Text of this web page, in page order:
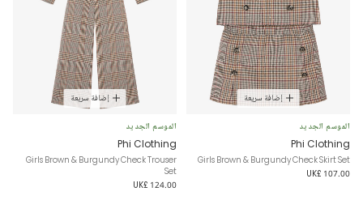
إضافة سريعة
الموسم الجديد
Phi Clothing
Girls Brown & Burgundy Check Skirt Set
UK£ 107.00
إضافة سريعة
الموسم الجديد
Phi Clothing
Girls Brown & Burgundy Check Trouser
Set
UK£ 124.00